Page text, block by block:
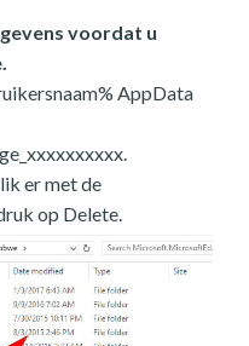
voordat u
AppData
er met de
op Delete.